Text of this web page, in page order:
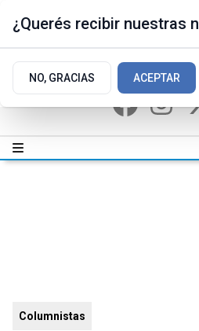
Columnistas
¿Querés recibir nuestras
NO, GRACIAS ACEPTAR